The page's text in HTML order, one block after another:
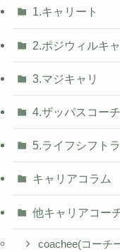
1.キャリート
2.ポジウィルキ
3.マジキャリ
4.ザッパスコー
5.ライフシフト
キャリアコラム
他キャリアコー
coachee(コーチ